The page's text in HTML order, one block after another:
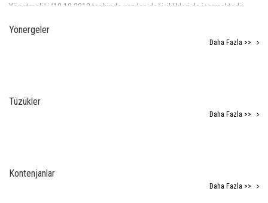
Yönetmeliği (18.10.2018 tarihinde yapılan değişiklikleri de içermektedir.
Yönergeler
Daha Fazla >>
Tüzükler
Daha Fazla >>
Kontenjanlar
Daha Fazla >>